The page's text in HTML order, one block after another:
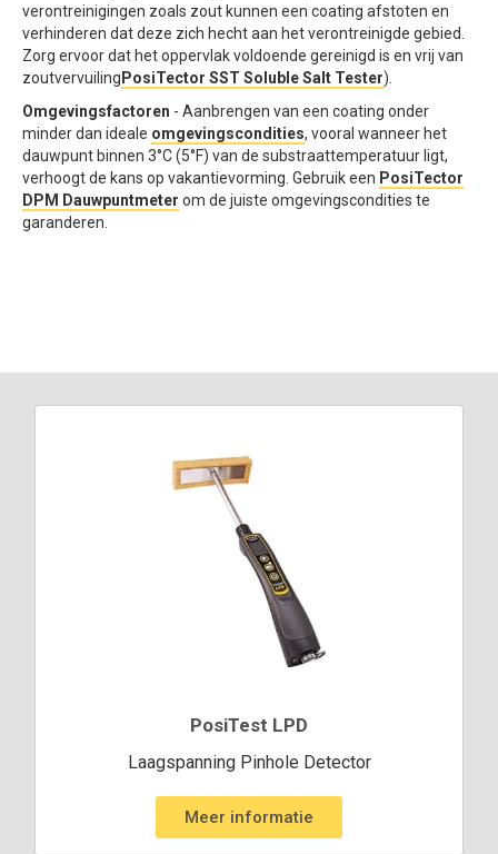
verontreinigingen zoals zout kunnen een coating afstoten en
verhinderen dat deze zich hecht aan het verontreinigde gebied.
Zorg ervoor dat het oppervlak voldoende gereinigd is en vrij van
zoutvervuiling PosiTector SST Soluble Salt Tester).
Omgevingsfactoren - Aanbrengen van een coating onder
minder dan ideale omgevingscondities, vooral wanneer het
dauwpunt binnen 3°C (5°F) van de substraattemperatuur ligt,
verhoogt de kans op vakantievorming. Gebruik een PosiTector
DPM Dauwpuntmeter om de juiste omgevingscondities te
garanderen.
PosiTest LPD
Laagspanning Pinhole Detector
Meer informatie